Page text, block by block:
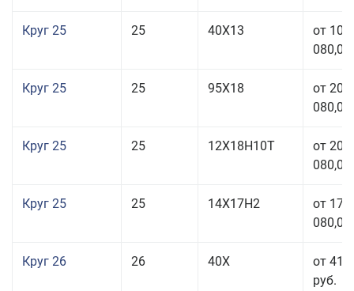
Круг 25 25 40Х13
от 103
080,00
Круг 25 25 95Х18
от 208
080,00
Круг 25 25 12Х18Н10Т
от 208
080,00
Круг 25 25 14Х17Н2
от 179
080,00
Круг 26 26 40Х
от 41
руб.